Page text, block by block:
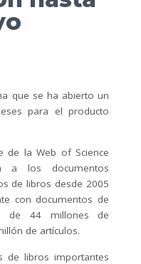
que se ha abierto un
para el producto
de la Web of Science
a los documentos
de libros desde 2005
con documentos de
de 44 millones de
de artículos.
de libros importantes